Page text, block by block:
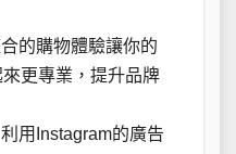
的購物體驗讓你的
來更專業，提升品牌
利用Instagram的廣告